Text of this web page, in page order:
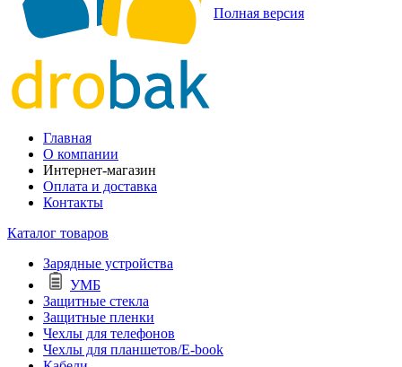
Полная версия
Главная
О компании
Интернет-магазин
Оплата и доставка
Контакты
Каталог товаров
Зарядные устройства
УМБ
Защитные стекла
Защитные пленки
Чехлы для телефонов
Чехлы для планшетов/E-book